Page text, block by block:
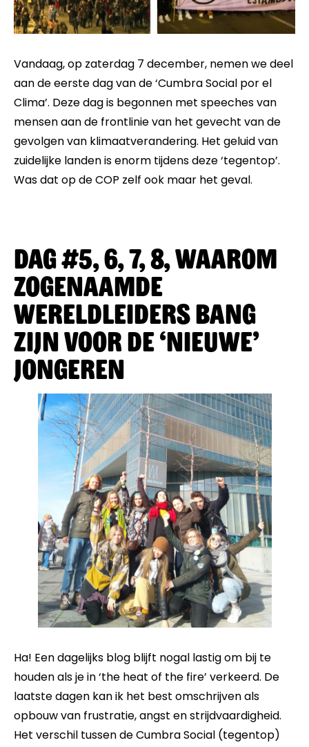
Vandaag, op zaterdag 7 december, nemen we deel
aan de eerste dag van de ‘Cumbra Social por el
Clima’. Deze dag is begonnen met speeches van
mensen aan de frontlinie van het gevecht van de
gevolgen van klimaatverandering. Het geluid van
zuidelijke landen is enorm tijdens deze ‘tegentop’.
Was dat op de COP zelf ook maar het geval.
Dag #5, 6, 7, 8, Waarom
zogenaamde
wereldleiders bang
zijn voor de ‘nieuwe’
jongeren
Ha! Een dagelijks blog blijft nogal lastig om bij te
houden als je in ‘the heat of the fire’ verkeerd. De
laatste dagen kan ik het best omschrijven als
opbouw van frustratie, angst en strijdvaardigheid.
Het verschil tussen de Cumbra Social (tegentop)